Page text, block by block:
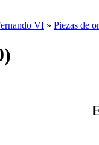
VI » Piezas de